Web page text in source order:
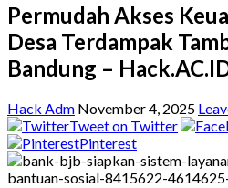
Permudah Akses
Desa Terdampak
Bandung –
Hack Adm November 4, 2025
Tweet on Twitter
Pinterest